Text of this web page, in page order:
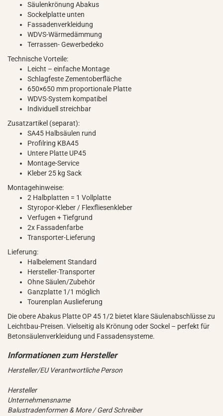
Säulenkrönung Abakus
Sockelplatte unten
Fassadenverkleidung
WDVS-Wärmedämmung
Terrassen- Gewerbedeko
Technische Vorteile:
Leicht – einfache Montage
Schlagfeste Zementoberfläche
650×650 mm proportionale Platte
WDVS-System kompatibel
Individuell streichbar
Zusatzartikel (separat):
SA45 Halbsäulen rund
Profilring KBA45
Untere Platte UP45
Montage-Service
Kleber 25 kg Sack
Montagehinweise:
2 Halbplatten = 1 Vollplatte
Styropor-Kleber / Flexfliesenkleber
Verfugen + Tiefgrund
2x Fassadenfarbe
Transporter-Lieferung
Lieferung:
Halbelement Standard
Hersteller-Transporter
Ohne Säulen/Zubehör
Ganzplatte 1/1 möglich
Tourenplan Auslieferung
Die obere Abakus Platte OP 45 1/2 bietet klare Säulenabschlüsse zu
Leichtbau-Preisen. Vielseitig als Krönung oder Sockel – perfekt für
Betonsäulenverkleidung und Fassadensysteme.
Hersteller/EU Verantwortliche Person
Hersteller
Unternehmensname
Balustradenformen & More / Gerd Schreiber